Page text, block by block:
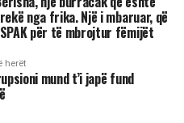
nga frika. Një i mbaruar, që
për të mbrojtur fëmijët
herët
mund t’i japë fund